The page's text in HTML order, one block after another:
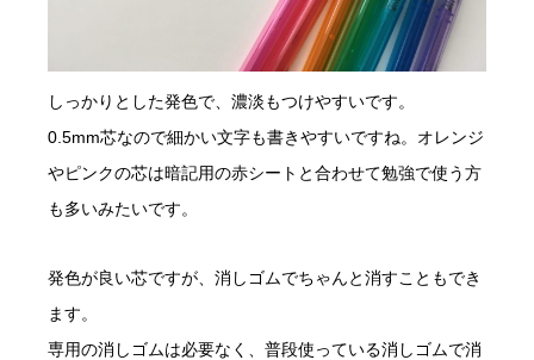
しっかりとした発色で、濃淡もつけやすいです。
0.5mm芯なので細かい文字も書きやすいですね。オレンジ
やピンクの芯は暗記用の赤シートと合わせて勉強で使う方
も多いみたいです。
発色が良い芯ですが、消しゴムでちゃんと消すこともでき
ます。
専用の消しゴムは必要なく、普段使っている消しゴムで消